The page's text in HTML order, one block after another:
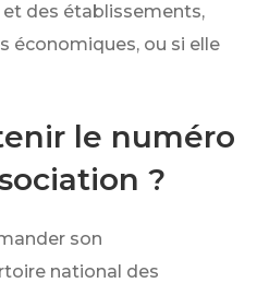
des établissements,
économiques, ou si elle
le numéro
?
son
national des